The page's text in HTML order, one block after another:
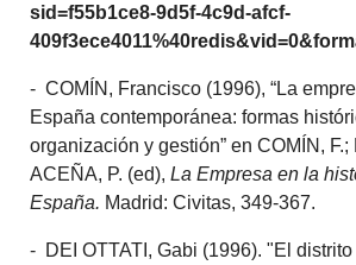
sid=f55b1ce8-9d5f-4c9d-afcf-
- COMÍN, Francisco (1996), “La
España contemporánea: formas
organización y gestión” en COMÍN, F.;
ACEÑA, P. (ed), La Empresa en la
España. Madrid: Civitas, 349-367.
- DEI OTTATI, Gabi (1996). "El distrito